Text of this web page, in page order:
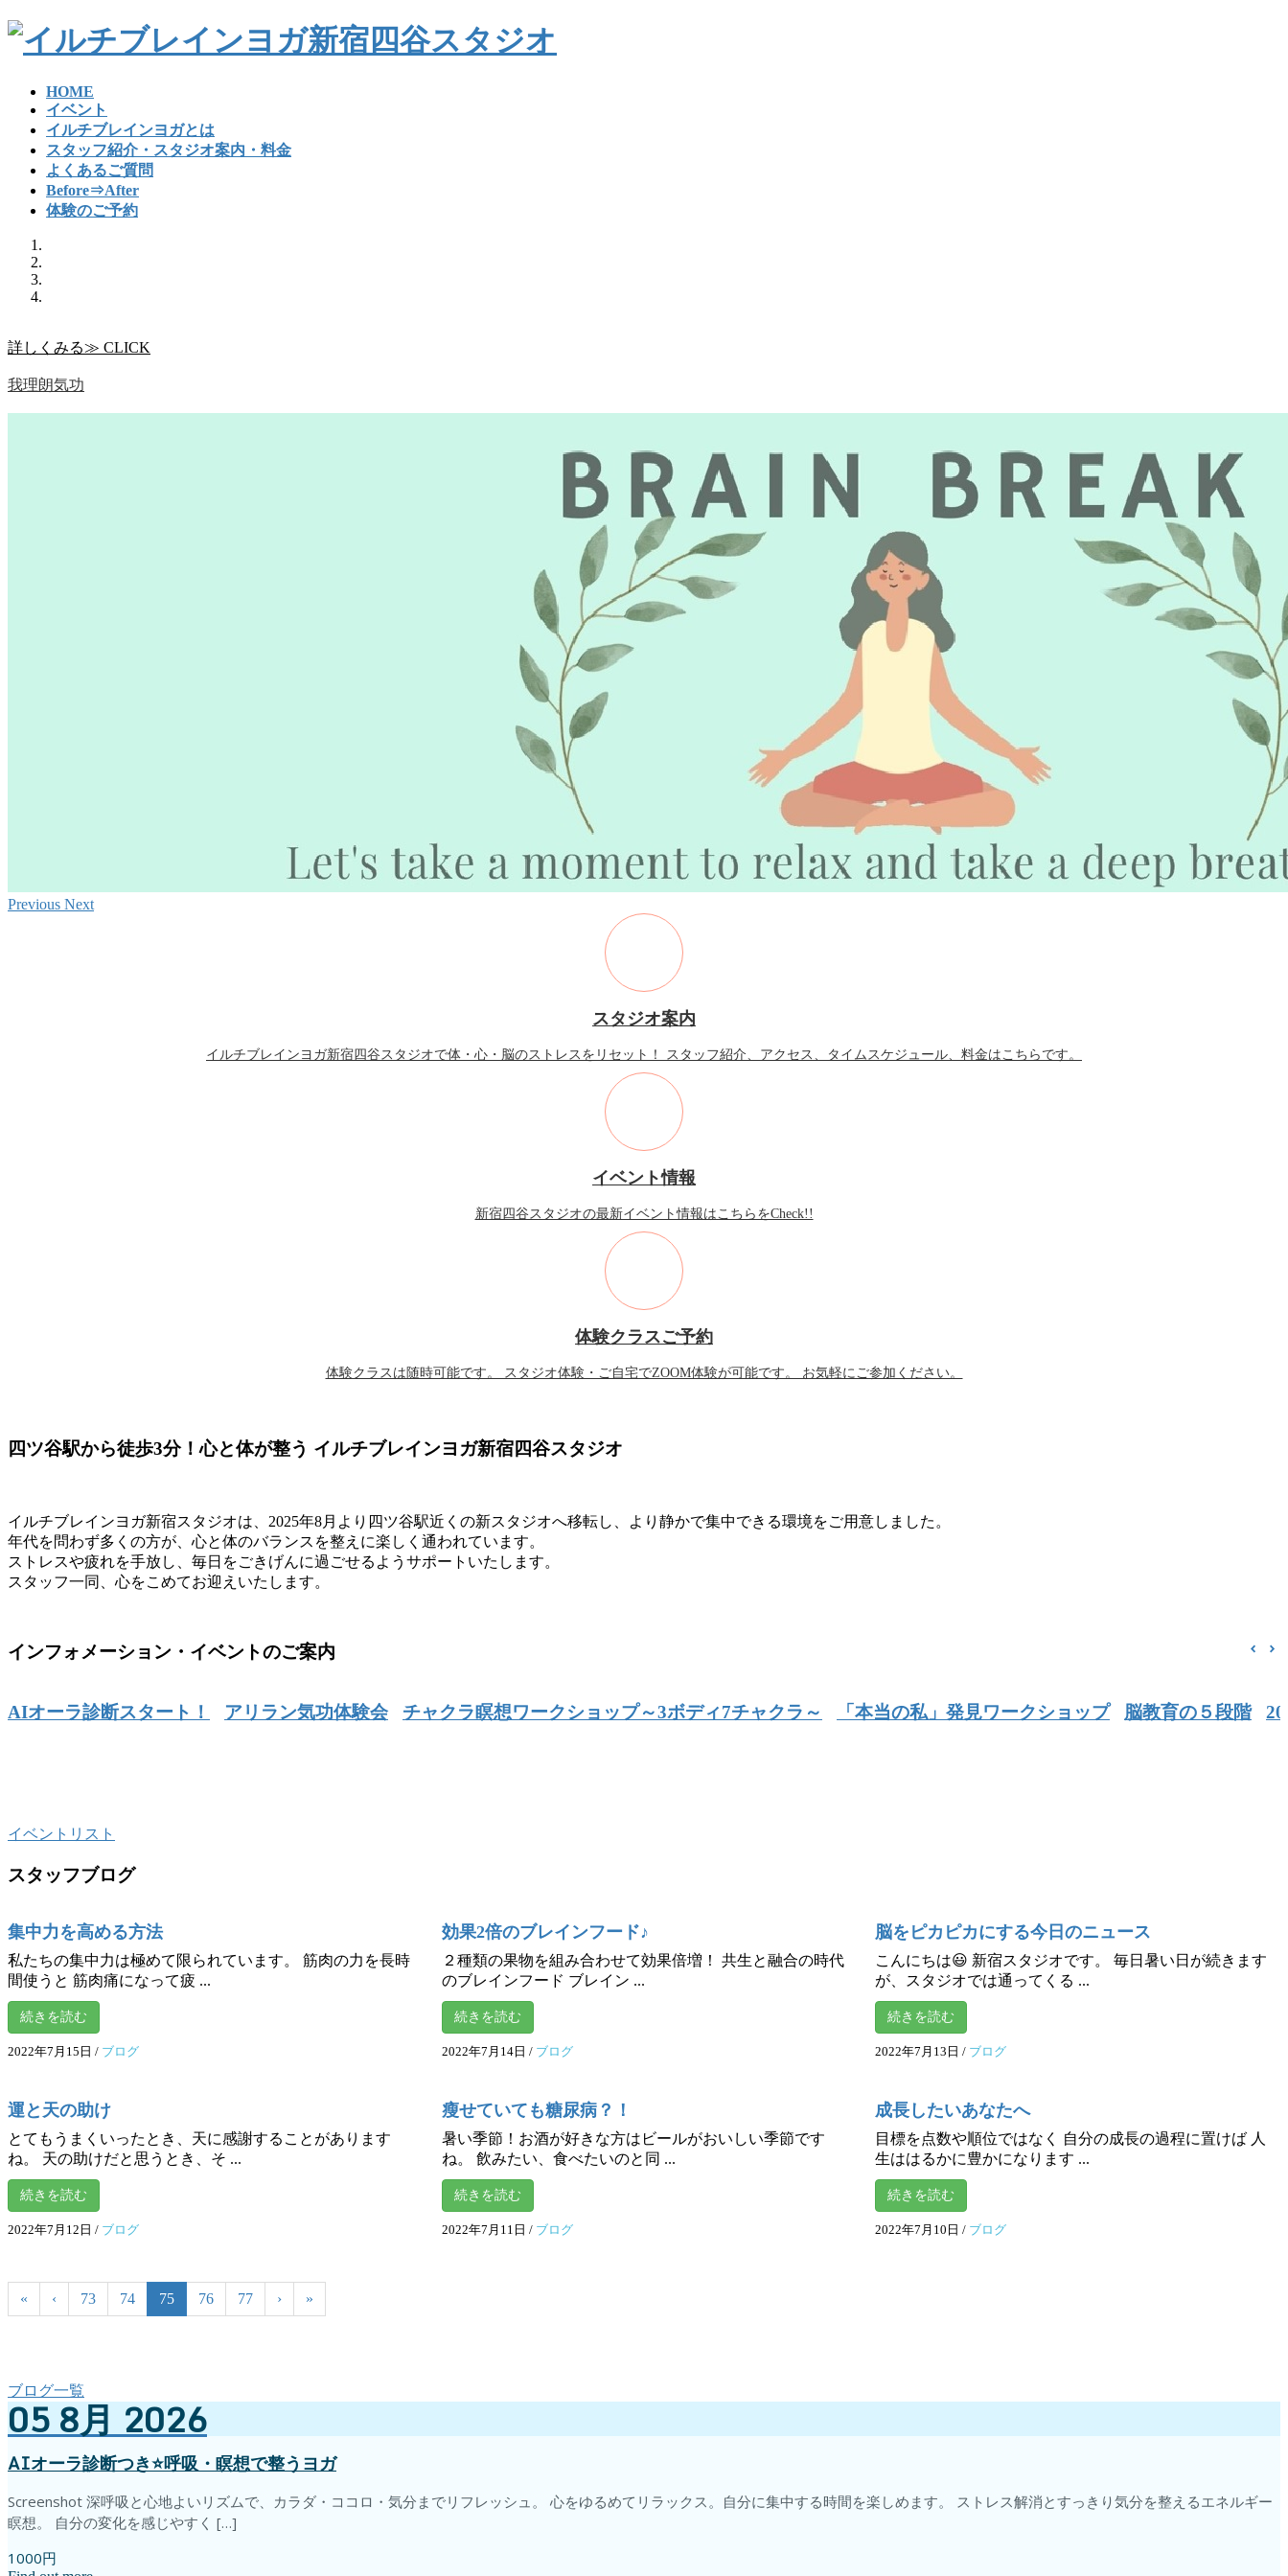
コ
ナ
HOME
イベント
イルチブレインヨガとは
スタッフ紹介・スタジオ案内・料金
よくあるご質問
Before⇒After
体験のご予約
詳しくみる≫ CLICK
我理朗気功
Previous Next
スタジオ案内
イルチブレインヨガ新宿四谷スタジオで体・心・脳のストレスをリセット！ スタッフ紹介、アクセス、タイムスケジュール、料金はこちらです。
イベント情報
新宿四谷スタジオの最新イベント情報はこちらをCheck!!
体験クラスご予約
体験クラスは随時可能です。 スタジオ体験・ご自宅でZOOM体験が可能です。 お気軽にご参加ください。
四ツ谷駅から徒歩3分！心と体が整う イルチブレインヨガ新宿四谷スタジオ
イルチブレインヨガ新宿スタジオは、2025年8月より四ツ谷駅近くの新スタジオへ移転し、より静かで集中できる環境をご用意しました。
年代を問わず多くの方が、心と体のバランスを整えに楽しく通われています。
ストレスや疲れを手放し、毎日をごきげんに過ごせるようサポートいたします。
スタッフ一同、心をこめてお迎えいたします。
インフォメーション・イベントのご案内
AIオーラ診断スタート！ アリラン気功体験会 チャクラ瞑想ワークショップ～3ボディ7チャクラ～ 「本当の私」発見ワークショップ 脳教育の５段階
イベントリスト
スタッフブログ
集中力を高める方法
私たちの集中力は極めて限られています。 筋肉の力を長時
間使うと 筋肉痛になって疲 ...
続きを読む
2022年7月15日 / ブログ
効果2倍のブレインフード♪
２種類の果物を組み合わせて効果倍増！ 共生と融合の時代
のブレインフード ブレイン ...
続きを読む
2022年7月14日 / ブログ
脳をピカピカにする今日のニュース
こんにちは😃 新宿スタジオです。 毎日暑い日が続きます
が、スタジオでは通ってくる ...
続きを読む
2022年7月13日 / ブログ
運と天の助け
とてもうまくいったとき、天に感謝することがあります
ね。 天の助けだと思うとき、そ ...
続きを読む
2022年7月12日 / ブログ
瘦せていても糖尿病？！
暑い季節！お酒が好きな方はビールがおいしい季節です
ね。 飲みたい、食べたいのと同 ...
続きを読む
2022年7月11日 / ブログ
成長したいあなたへ
目標を点数や順位ではなく 自分の成長の過程に置けば 人
生ははるかに豊かになります ...
続きを読む
2022年7月10日 / ブログ
« ‹ 73 74 75 76 77 › »
ブログ一覧
058月2026
AIオーラ診断つき⭐️呼吸・瞑想で整うヨガ
Screenshot 深呼吸と心地よいリズムで、カラダ・ココロ・気分までリフレッシュ。 心をゆるめてリラックス。自分に集中する時間を楽しめます。 ストレス解消とすっきり気分を整えるエネルギー
瞑想。 自分の変化を感じやすく […]
1000円